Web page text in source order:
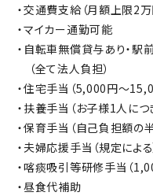
・交通費支給（月額上限2万
・マイカー通勤可能
・自転車無償貸与あり・駅
（全て法人負担）
・住宅手当（5,000円～
・扶養手当（お子様1人につ
・保育手当（自己負担額
・夫婦応援手当（規定による
・喀痰吸引等研修手当（
・昼食代補助